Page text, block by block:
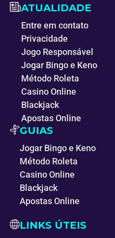
ATUALIDADE
Entre em contato
Privacidade
Jogo Responsável
Jogar Bingo e Keno
Método Roleta
Casino Online
Blackjack
Apostas Online
GUIAS
Jogar Bingo e Keno
Método Roleta
Casino Online
Blackjack
Apostas Online
LINKS ÚTEIS